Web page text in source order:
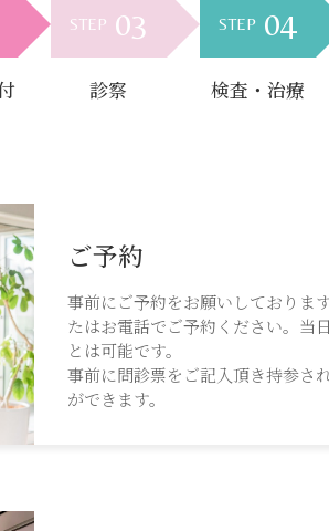
STEP 03
診察
STEP 04
検査・治療
ご予約
事前にご予約をお願いしておりま
たはお電話でご予約ください。当
とは可能です。
事前に問診票をご記入頂き持参さ
ができます。